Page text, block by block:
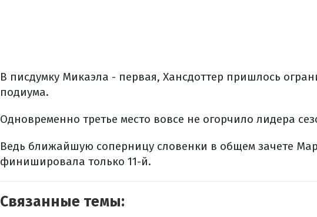
В писдумку Микаэла - первая, Хансдоттер пришлось
подиума.
Одновременно третье место вовсе не огорчило лидера
Ведь ближайшую соперницу словенки в общем зачете
финишировала только 11-й.
Связанные темы: